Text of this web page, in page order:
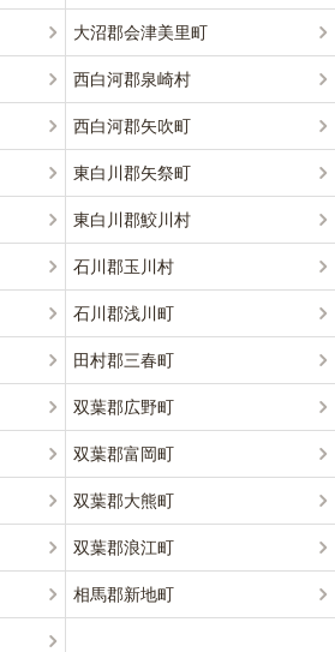
大沼郡会津美里町
西白河郡泉崎村
西白河郡矢吹町
東白川郡矢祭町
東白川郡鮫川村
石川郡玉川村
石川郡浅川町
田村郡三春町
双葉郡広野町
双葉郡富岡町
双葉郡大熊町
双葉郡浪江町
相馬郡新地町